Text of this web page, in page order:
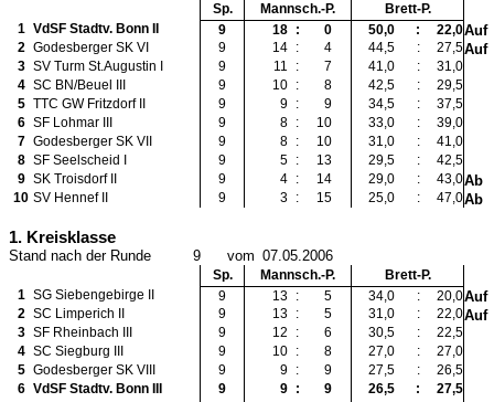
Sp. Mannsch.-P.
Brett-P.
1 VdSF Stadtv. Bonn II 9 18 : 0 50,0 : 22,0Auf
2 Godesberger SK VI 9 14 : 4 44,5 : 27,5Auf
3 SV Turm St.Augustin I 9 11 : 7 41,0 :
31,0
4 SC BN/Beuel III 9 10 : 8 42,5 :
29,5
5 TTC GW Fritzdorf II 9 9 : 9 34,5 :
37,5
6 SF Lohmar III 9 8 : 10 33,0 :
39,0
7 Godesberger SK VII 9 8 : 10 31,0 :
41,0
8 SF Seelscheid I 9 5 : 13 29,5 :
42,5
9 SK Troisdorf II 9 4 : 14 29,0 : 43,0Ab
10 SV Hennef II 9 3 : 15 25,0 : 47,0Ab
1. Kreisklasse
Stand nach der Runde 9 vom 07.05.2006
Sp. Mannsch.-P.
Brett-P.
1 SG Siebengebirge II 9 13 : 5 34,0 : 20,0Auf
2 SC Limperich II 9 13 : 5 31,0 : 22,0Auf
3 SF Rheinbach III 9 12 : 6 30,5 :
22,5
4 SC Siegburg III 9 10 : 8 27,0 :
27,0
5 Godesberger SK VIII 9 9 : 9 27,5 :
26,5
6 VdSF Stadtv. Bonn III 9 9 : 9 26,5 :
27,5